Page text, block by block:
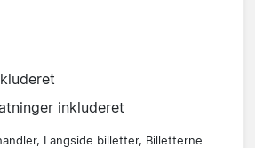
inkluderet
Langside billetter, Billetterne